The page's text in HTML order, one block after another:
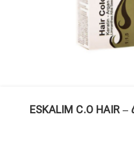
رنگ مو اسکالیم شماره 5/9 – ESKALIM C.O HAIR